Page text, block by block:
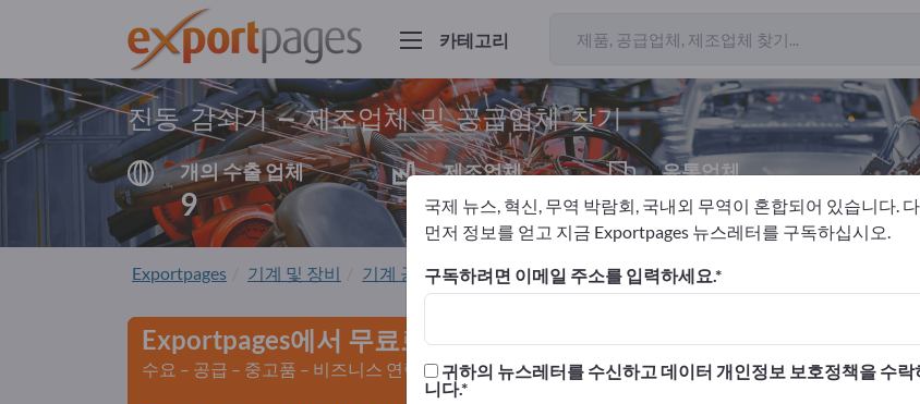
카테고리
진동 감쇠기 – 제조업체 및 공급업체 찾기
개의 수출 업체
9
제조업체
8
유통업체
1
개의
Exportpages 기계 및 장비 기계 공학 댐핑 기술 진동 감쇠기
Exportpages에서 무료로 광고하세요!
수요 – 공급 – 중고품 – 비즈니스 연락처 >> 여기서 시작하세요
국제 뉴스, 혁신, 무역 박람회, 국내외 무역이 혼합되어 있습니다.
먼저 정보를 얻고 지금 Exportpages 뉴스레터를 구독하십시오.
구독하려면 이메일 주소를 입력하세요.
귀하의 뉴스레터를 수신하고 데이터 개인정보 보호정책을 수락
니다.